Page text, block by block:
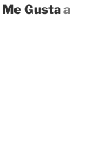
Me Gustaa